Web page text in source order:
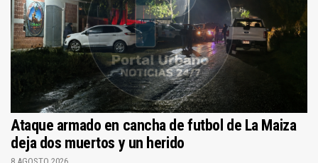
Ataque armado en cancha de futbol de La Maiza
deja dos muertos y un herido